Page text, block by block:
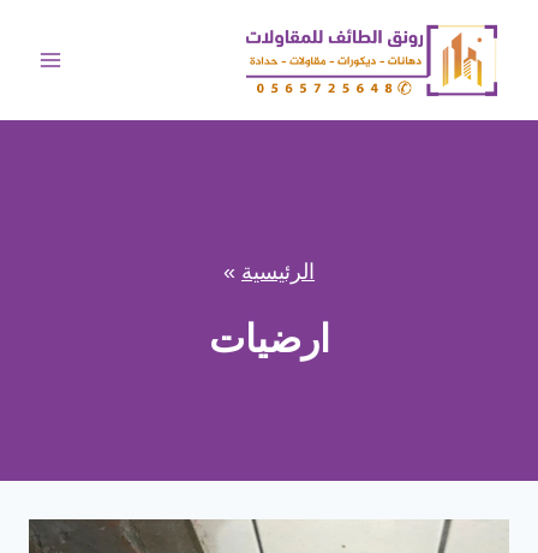
المحتوى
الرئيسية »
ارضيات